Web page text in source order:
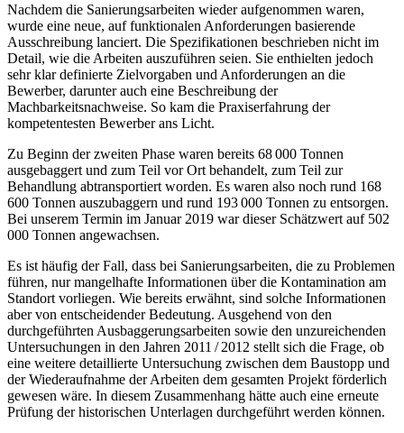
Nachdem die Sanierungsarbeiten wieder aufgenommen waren,
wurde eine neue, auf funktionalen Anforderungen basierende
Ausschreibung lanciert. Die Spezifikationen beschrieben nicht im
Detail, wie die Arbeiten auszuführen seien. Sie enthielten jedoch
sehr klar definierte Zielvorgaben und Anforderungen an die
Bewerber, darunter auch eine Beschreibung der
Machbarkeitsnachweise. So kam die Praxiserfahrung der
kompetentesten Bewerber ans Licht.
Zu Beginn der zweiten Phase waren bereits 68 000 Tonnen
ausgebaggert und zum Teil vor Ort behandelt, zum Teil zur
Behandlung abtransportiert worden. Es waren also noch rund 168
600 Tonnen auszubaggern und rund 193 000 Tonnen zu entsorgen.
Bei unserem Termin im Januar 2019 war dieser Schätzwert auf 502
000 Tonnen angewachsen.
Es ist häufig der Fall, dass bei Sanierungsarbeiten, die zu Problemen
führen, nur mangelhafte Informationen über die Kontamination am
Standort vorliegen. Wie bereits erwähnt, sind solche Informationen
aber von entscheidender Bedeutung. Ausgehend von den
durchgeführten Ausbaggerungsarbeiten sowie den unzureichenden
Untersuchungen in den Jahren 2011 / 2012 stellt sich die Frage, ob
eine weitere detaillierte Untersuchung zwischen dem Baustopp und
der Wiederaufnahme der Arbeiten dem gesamten Projekt förderlich
gewesen wäre. In diesem Zusammenhang hätte auch eine erneute
Prüfung der historischen Unterlagen durchgeführt werden können.